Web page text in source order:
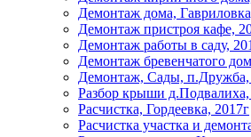
Демонтаж дома,
Демонтаж пристроя кафе,
Демонтаж работы в саду,
Демонтаж бревенчатого
Демонтаж, Сады, п.Дружба,
Разбор крыши д.Подвалиха,
Расчистка, Гордеевка, 2017г
Расчистка участка и